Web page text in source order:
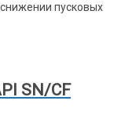
пусковых
SN/CF